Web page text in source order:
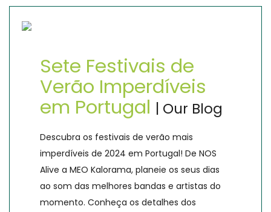
Sete Festivais de
Verão Imperdíveis
em Portugal | Our Blog
Descubra os festivais de verão mais
imperdíveis de 2024 em Portugal! De NOS
Alive a MEO Kalorama, planeie os seus dias
ao som das melhores bandas e artistas do
momento. Conheça os detalhes dos